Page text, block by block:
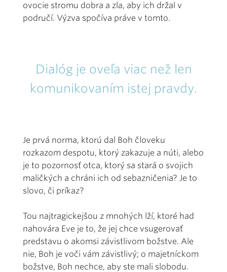
ovocie stromu dobra a zla, aby ich držal v
područí. Výzva spočíva práve v tomto.
Dialóg je oveľa viac než len
komunikovaním istej pravdy.
Je prvá norma, ktorú dal Boh človeku
rozkazom despotu, ktorý zakazuje a núti, alebo
je to pozornosť otca, ktorý sa stará o svojich
maličkých a chráni ich od sebazničenia? Je to
slovo, či príkaz?
Tou najtragickejšou z mnohých lží, ktoré had
nahovára Eve je to, že jej chce vsugerovať
predstavu o akomsi závistlivom božstve. Ale
nie, Boh je voči vám závistlivý; o majetníckom
božstve, Boh nechce, aby ste mali slobodu.